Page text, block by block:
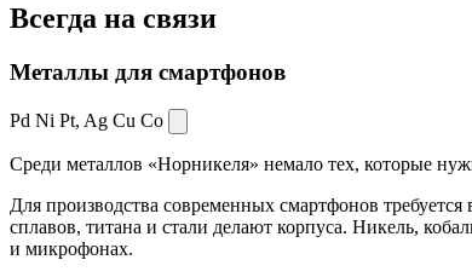
Всегда на связи
Металлы для смартфонов
Pd Ni Pt, Ag Cu Co
Среди металлов «Норникеля» немало тех, которые
Для производства современных смартфонов
сплавов, титана и стали делают корпуса. Никель,
и микрофонах.